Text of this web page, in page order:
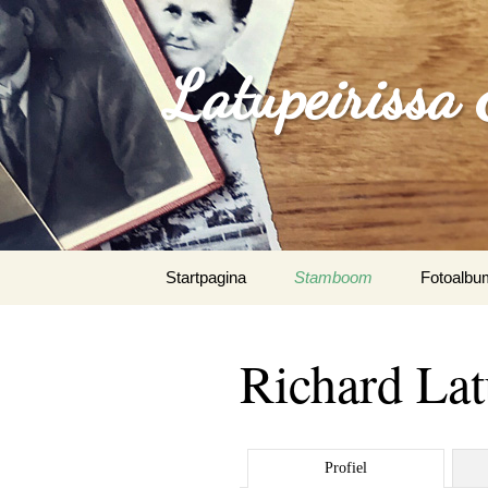
Latupeirissa
naar
Startpagina Stamboom
Albrecht
Richard
Profiel